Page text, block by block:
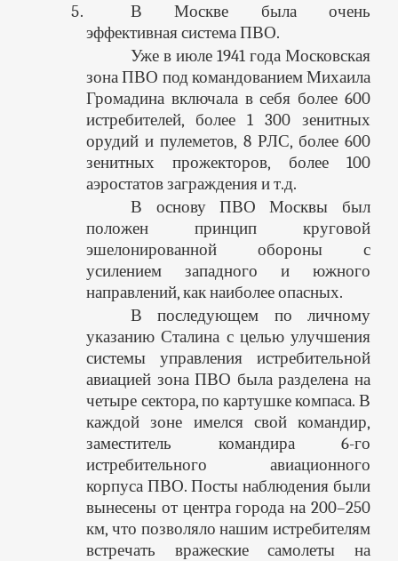
В Москве была очень
эффективная система ПВО.
Уже в июле 1941 года Московская
зона ПВО под командованием Михаила
Громадина включала в себя более 600
истребителей, более 1 300 зенитных
орудий и пулеметов, 8 РЛС, более 600
зенитных прожекторов, более 100
аэростатов заграждения и т.д.
В основу ПВО Москвы был
положен принцип круговой
эшелонированной обороны с
усилением западного и южного
направлений, как наиболее опасных.
В последующем по личному
указанию Сталина с целью улучшения
системы управления истребительной
авиацией зона ПВО была разделена на
четыре сектора, по картушке компаса. В
каждой зоне имелся свой командир,
заместитель командира 6-го
истребительного авиационного
корпуса ПВО. Посты наблюдения были
вынесены от центра города на 200–250
км, что позволяло нашим истребителям
встречать вражеские самолеты на